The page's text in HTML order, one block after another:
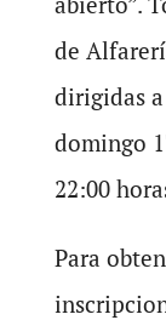
de
dirigidas
domingo
22:00
Para